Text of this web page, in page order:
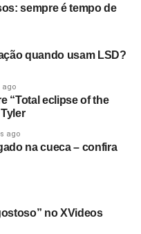
sempre é tempo de
quando usam LSD?
ago
“Total eclipse of the
ago
na cueca – confira
no XVideos